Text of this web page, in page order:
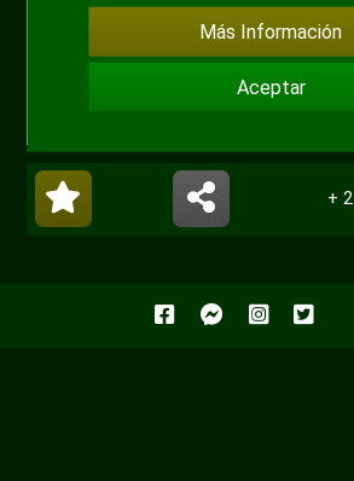
+ 2
Más Información
Aceptar